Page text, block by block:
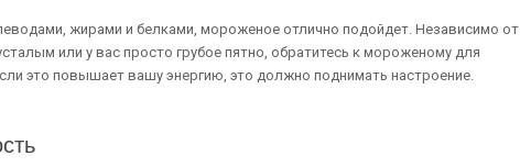
жирами и белками, мороженое отлично подойдет. Независимо от
или у вас просто грубое пятно, обратитесь к мороженому для
это повышает вашу энергию, это должно поднимать настроение.